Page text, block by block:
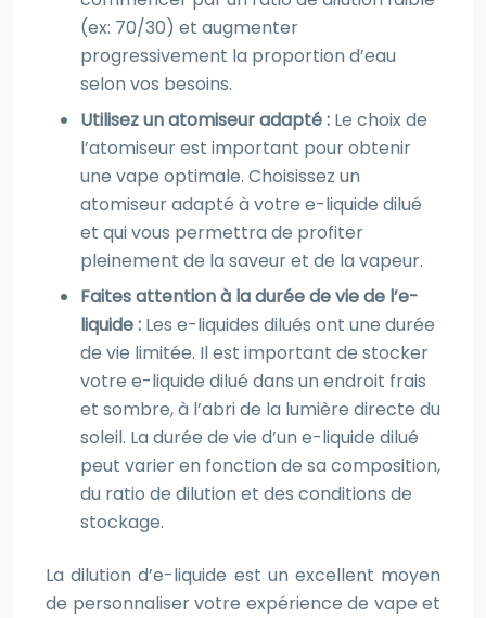
(ex: 70/30) et augmenter
progressivement la proportion d’eau
selon vos besoins.
Utilisez un atomiseur adapté : Le choix de
l’atomiseur est important pour obtenir
une vape optimale. Choisissez un
atomiseur adapté à votre e-liquide dilué
et qui vous permettra de profiter
pleinement de la saveur et de la vapeur.
Faites attention à la durée de vie de l’e-
liquide : Les e-liquides dilués ont une durée
de vie limitée. Il est important de stocker
votre e-liquide dilué dans un endroit frais
et sombre, à l’abri de la lumière directe du
soleil. La durée de vie d’un e-liquide dilué
peut varier en fonction de sa composition,
du ratio de dilution et des conditions de
stockage.
La dilution d’e-liquide est un excellent moyen
de personnaliser votre expérience de vape et